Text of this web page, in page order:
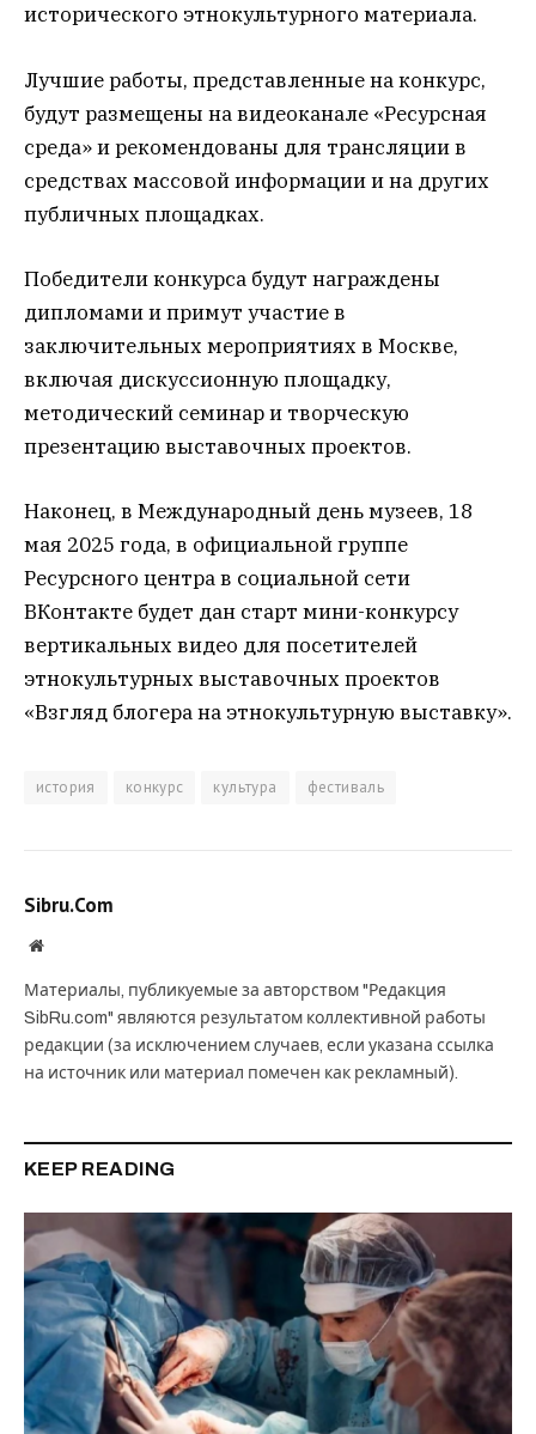
исторического этнокультурного материала.
Лучшие работы, представленные на конкурс,
будут размещены на видеоканале «Ресурсная
среда» и рекомендованы для трансляции в
средствах массовой информации и на других
публичных площадках.
Победители конкурса будут награждены
дипломами и примут участие в
заключительных мероприятиях в Москве,
включая дискуссионную площадку,
методический семинар и творческую
презентацию выставочных проектов.
Наконец, в Международный день музеев, 18
мая 2025 года, в официальной группе
Ресурсного центра в социальной сети
ВКонтакте будет дан старт мини-конкурсу
вертикальных видео для посетителей
этнокультурных выставочных проектов
«Взгляд блогера на этнокультурную выставку».
история конкурс культура фестиваль
Sibru.Com
Website
Материалы, публикуемые за авторством "Редакция
SibRu.com" являются результатом коллективной работы
редакции (за исключением случаев, если указана ссылка
на источник или материал помечен как рекламный).
KEEP READING